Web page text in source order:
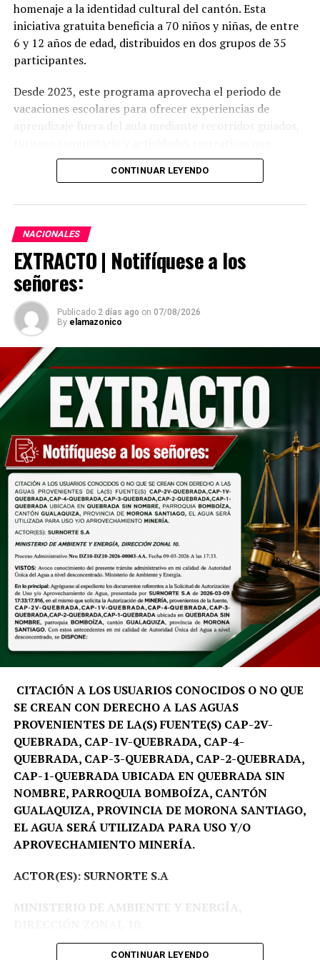
homenaje a la identidad cultural del cantón. Esta
iniciativa gratuita beneficia a 70 niños y niñas, de entre
6 y 12 años de edad, distribuidos en dos grupos de 35
participantes.
Desde 2023, este programa aprovecha el periodo de
vacaciones escolares para ofrecer experiencias de
aprendizaje fuera del aula mediante recorridos guiados,
fortalecen el sentido de pertenencia de los
participantes, conocen la historia, el patrimonio y los
Cronograma de actividades de la cuarta edición del
programa vacional
Grupo 1
Miércoles 05 de agosto de
2026
Jueves 06 de agosto de 2026
2026
Viernes 07 de agosto de 2026
Viernes 14 de agosto de
2026
El director de Turismo , Mgtr. Diego Olmedo, destacó
que el programa fue concebido para fortalecer el
turismo local desde la niñez, permitiendo que los
participantes conozcan los atractivos del cantón y se
conviertan en pequeños promotores turísticos.
Por su parte, Silvia Sarango, madre de familia, destacó
que el programa representa una valiosa oportunidad
para que los niños aprendan mientras disfrutan de sus
vacaciones, razón por la que su hija participa por
segundo año consecutivo. De igual manera, Alexandra
Sánchez agradeció por impulsar estos espacios y
manifestó: «Mi hija está súper feliz, mi sobrino
igualmente; están entusiasmados y emocionados porque
van a conocer muchos lugares que ellos no han
conocido», expresó.
CONTINUAR LEYENDO
NACIONALES
EXTRACTO | Notifíquese a los
señores:
Publicado 2 días ago on 07/08/2026
By elamazonico
CITACIÓN A LOS USUARIOS CONOCIDOS O NO QUE
SE CREAN CON DERECHO A LAS AGUAS
PROVENIENTES DE LA(S) FUENTE(S) CAP-2V-
QUEBRADA, CAP-1V-QUEBRADA, CAP-4-
QUEBRADA, CAP-3-QUEBRADA, CAP-2-QUEBRADA,
CAP-1-QUEBRADA UBICADA EN QUEBRADA SIN
NOMBRE, PARROQUIA BOMBOÍZA, CANTÓN
GUALAQUIZA, PROVINCIA DE MORONA SANTIAGO,
EL AGUA SERÁ UTILIZADA PARA USO Y/O
APROVECHAMIENTO MINERÍA.
ACTOR(ES): SURNORTE S.A
MINISTERIO DE AMBIENTE Y ENERGÍA,
Proceso Administrativo Nro DZ10-DZ10-2026-
CONTINUAR LEYENDO